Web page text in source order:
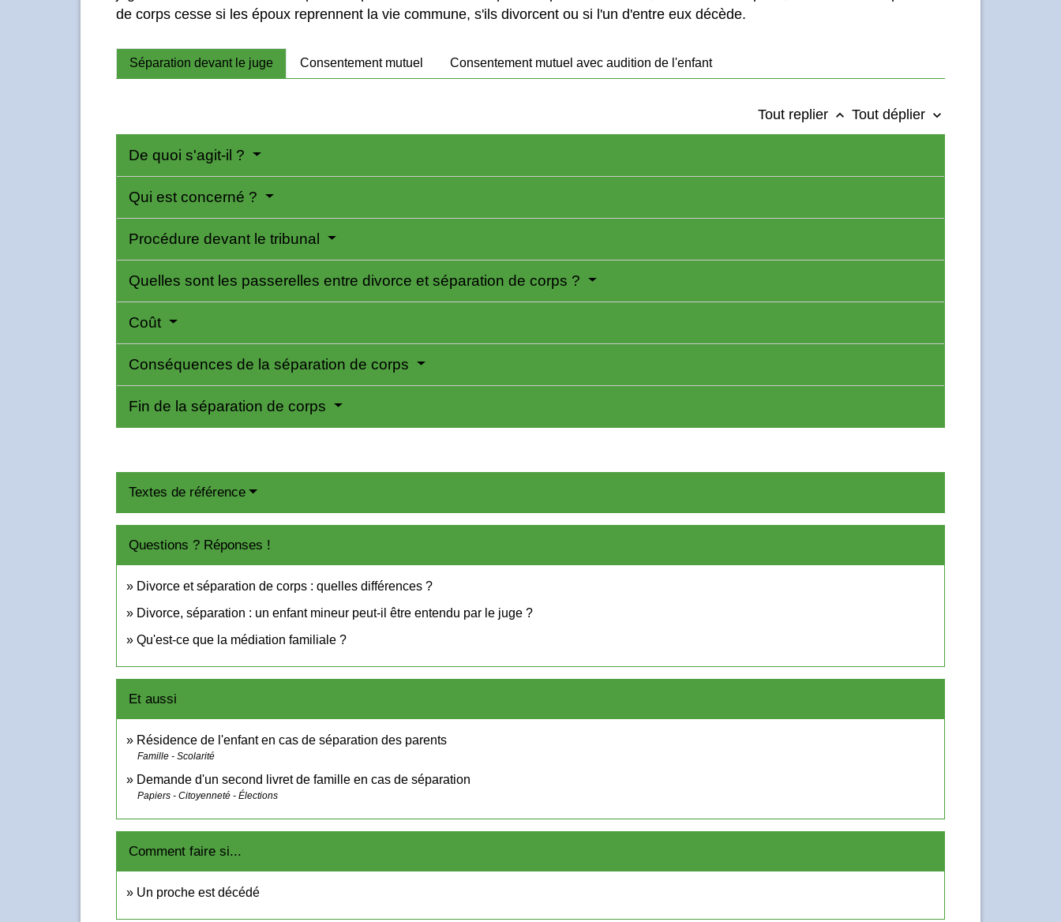
de corps cesse si les époux reprennent la vie commune, s'ils divorcent ou si l'un d'entre eux décède.
Séparation devant le juge Consentement mutuel Consentement mutuel avec audition de l'enfant
Tout replier keyboard_arrow_up Tout déplier keyboard_arrow_down
De quoi s'agit-il ?
Qui est concerné ?
Procédure devant le tribunal
Quelles sont les passerelles entre divorce et séparation de corps ?
Coût
Conséquences de la séparation de corps
Fin de la séparation de corps
Textes de référence
Questions ? Réponses !
Divorce et séparation de corps : quelles différences ?
Divorce, séparation : un enfant mineur peut-il être entendu par le juge ?
Qu'est-ce que la médiation familiale ?
Et aussi
Résidence de l'enfant en cas de séparation des parents
Famille - Scolarité
Demande d'un second livret de famille en cas de séparation
Papiers - Citoyenneté - Élections
Comment faire si...
Un proche est décédé